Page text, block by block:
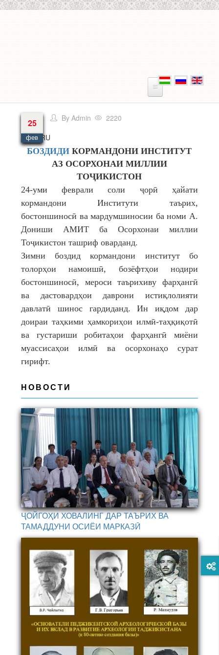
25
фев
ByAdmin
2220
Язык RU
БОЗДИДИ КОРМАНДОНИ ИНСТИТУТ
АЗ ОСОРХОНАИ МИЛЛИИ
ТОҶИКИСТОН
24-уми феврали соли ҷорӣ ҳайати
кормандони Институти таърих,
бостоншиносӣ ва мардумшиносии ба номи А.
Дониши АМИТ ба Осорхонаи миллии
Тоҷикистон ташриф оварданд.
Зимни боздид кормандони институт бо
толорҳои намоишӣ, бозёфтҳои нодири
бостоншиносӣ, мероси таърихиву фарҳангӣ
ва дастовардҳои даврони истиқлолияти
давлатӣ шинос гардиданд. Ин иқдом дар
доираи таҳкими ҳамкориҳои илмӣ-таҳқиқотӣ
ва густариши робитаҳои фарҳангӣ миёни
муассисаҳои илмӣ ва осорхонаҳо сурат
гирифт.
НОВОСТИ
ҶОЙГОҲИ ХОВАЛИНГ ДАР ТАЪРИХ ВА
ТАМАДДУНИ ОСИЁИ МАРКАЗӢ